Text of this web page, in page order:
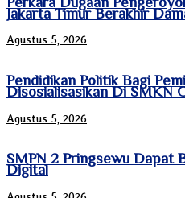
Jakarta Timur Berakhir
Agustus 5, 2026
Pendidikan Politik Bagi
Disosialisasikan Di SMKN
Agustus 5, 2026
SMPN 2 Pringsewu Dapat
Digital